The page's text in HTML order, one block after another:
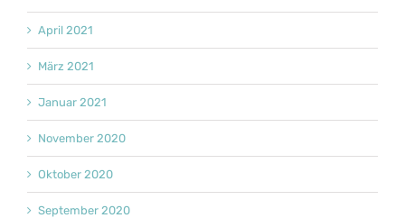
April 2021
März 2021
Januar 2021
November 2020
Oktober 2020
September 2020